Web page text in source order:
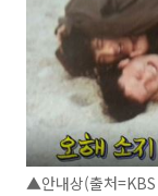
▲안내상(출처